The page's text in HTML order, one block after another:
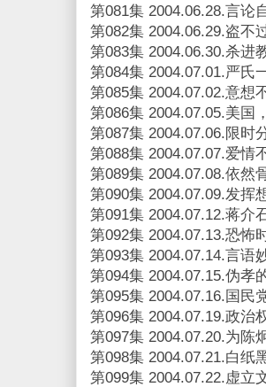
第081集 2004.06.28.言论
第082集 2004.06.29.盗不
第083集 2004.06.30.杀进
第084集 2004.07.01.严氏
第085集 2004.07.02.意想
第086集 2004.07.05.美国
第087集 2004.07.06.限时
第088集 2004.07.07.爱情
第089集 2004.07.08.依然
第090集 2004.07.09.发挥
第091集 2004.07.12.蒋介
第092集 2004.07.13.恐怖
第093集 2004.07.14.言语
第094集 2004.07.15.伪孝
第095集 2004.07.16.国民
第096集 2004.07.19.政治
第097集 2004.07.20.为陈
第098集 2004.07.21.白纸
第099集 2004.07.22.虚立